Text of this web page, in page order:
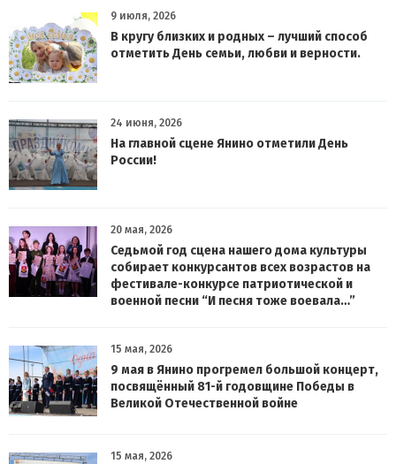
9 июля, 2026
В кругу близких и родных – лучший способ
отметить День семьи, любви и верности.
24 июня, 2026
На главной сцене Янино отметили День
России!
20 мая, 2026
Седьмой год сцена нашего дома культуры
собирает конкурсантов всех возрастов на
фестивале-конкурсе патриотической и
военной песни “И песня тоже воевала…”
15 мая, 2026
9 мая в Янино прогремел большой концерт,
посвящённый 81-й годовщине Победы в
Великой Отечественной войне
15 мая, 2026